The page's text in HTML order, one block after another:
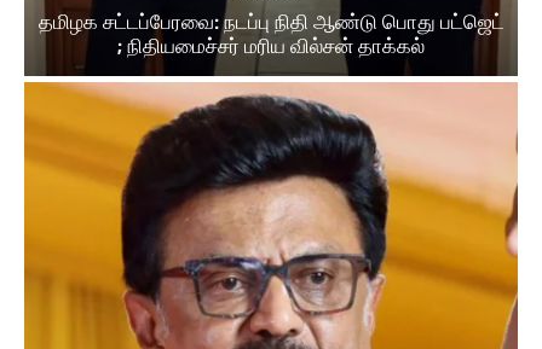
தமிழக சட்டப்பேரவை: நடப்பு நிதி ஆண்​டு பொது பட்ஜெட்
; நிதியமைச்சர் மரிய வில்சன் தாக்​கல்